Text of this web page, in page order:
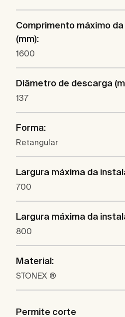
Comprimento máximo
(mm):
1600
Diâmetro de descarga
137
Forma:
Retangular
Largura máxima da
700
Largura máxima da
800
Material:
STONEX ®
Permite corte